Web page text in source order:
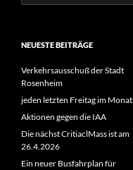
nach:
NEUESTE BEITRÄGE
Verkehrsausschuß der Stadt
Rosenheim
jeden letzten Freitag im Monat
Aktionen gegen die IAA
Die nächst CritiaclMass ist am
26.4.2026
Ein neuer Busfahrplan für